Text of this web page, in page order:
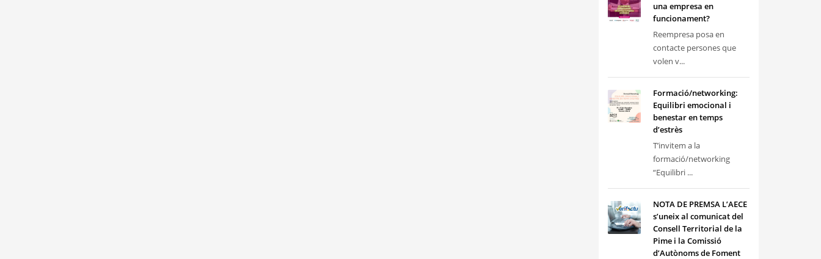
una empresa en
funcionament?
Reempresa posa en
contacte persones que
volen v...
Formació/networking:
Equilibri emocional i
benestar en temps
d’estrès
T’invitem a la
formació/networking
“Equilibri ...
NOTA DE PREMSA L’AECE
s’uneix al comunicat del
Consell Territorial de la
Pime i la Comissió
d’Autònoms de Foment